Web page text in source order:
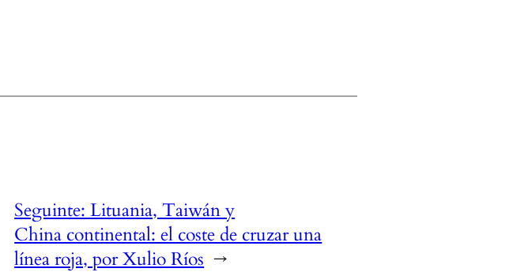
Seguinte:Lituania, Taiwán y
China continental: el coste de cruzar una
línea roja, por Xulio Ríos →